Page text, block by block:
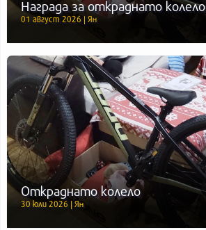
Награда за откраднато колело
01 август 2026 | Ян
Откраднато колело
30 юли 2026 | Ян